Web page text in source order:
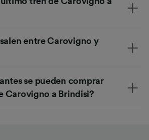
entre Carovigno y
se pueden comprar
Carovigno a Brindisi?